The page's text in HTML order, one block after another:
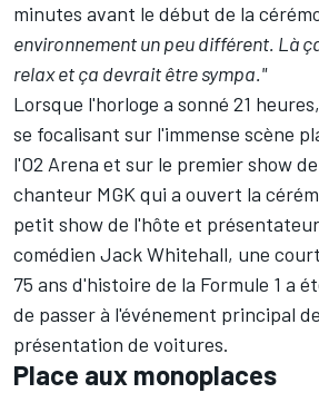
minutes avant le début de la
environnement un peu différent. Là
relax et ça devrait être sympa."
Lorsque l'horloge a sonné 21
se focalisant sur l'immense scène
l'O2 Arena et sur le premier show
chanteur MGK qui a ouvert la
petit show de l'hôte et
comédien Jack Whitehall, une
75 ans d'histoire de la Formule 1 a
de passer à l'événement principal
présentation de voitures.
Place aux monoplaces